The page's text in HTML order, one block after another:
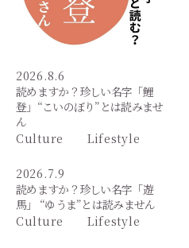
2026.8.6
読めますか？珍しい名字「鯉
登」“こいのぼり”とは読みませ
ん
Culture
Lifestyle
2026.7.9
読めますか？珍しい名字「遊
馬」 “ゆうま”とは読みません
Culture
Lifestyle